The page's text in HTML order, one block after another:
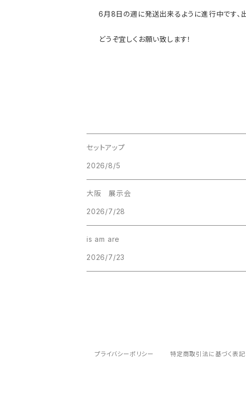
6月8日の週に発送出来るように進行中です、
どうぞ宜しくお願い致します！
セットアップ
2026/8/5
大阪 展示会
2026/7/28
is am are
2026/7/23
プライバシーポリシー 特定商取引法に基づく表記